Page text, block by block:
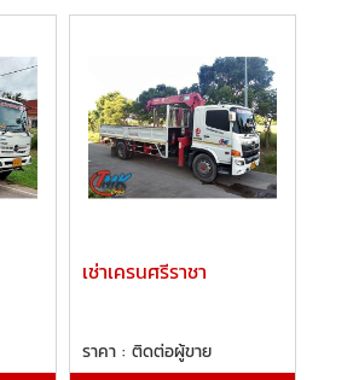
เช่าเครนศรีราชา
ราคา : ติดต่อผู้ขาย